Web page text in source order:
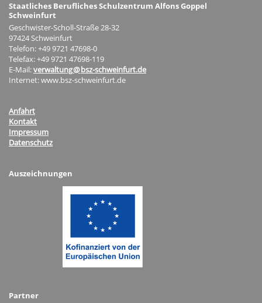
Staatliches Berufliches Schulzentrum Alfons Goppel
Schweinfurt
Geschwister-Scholl-Straße 28-32
97424 Schweinfurt
Telefon: +49 9721 47698-0
Telefax: +49 9721 47698-119
E-Mail:verwaltung@bsz-schweinfurt.de
Internet: www.bsz-schweinfurt.de
Anfahrt
Kontakt
Impressum
Datenschutz
Auszeichnungen
Partner